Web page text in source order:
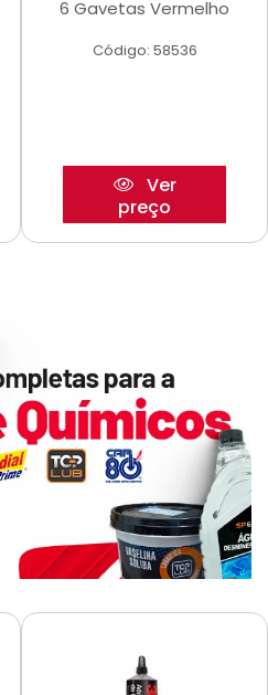
6 Gavetas Vermelho
Código: 58536
Ver
preço